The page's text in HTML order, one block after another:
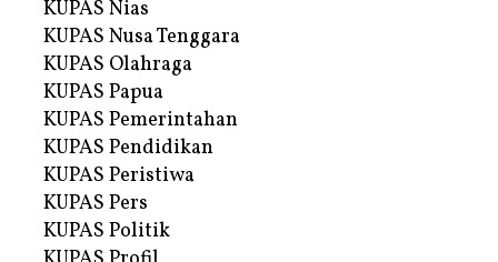
KUPAS Nias
KUPAS Nusa Tenggara
KUPAS Olahraga
KUPAS Papua
KUPAS Pemerintahan
KUPAS Pendidikan
KUPAS Peristiwa
KUPAS Pers
KUPAS Politik